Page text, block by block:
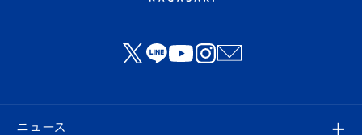
ニュース